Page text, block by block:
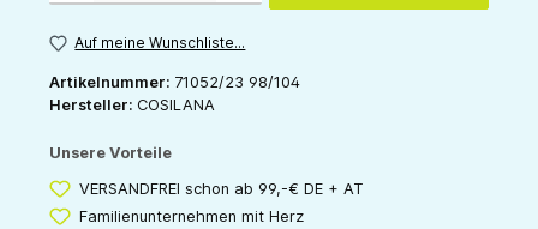
Auf meine Wunschliste...
Artikelnummer: 71052/23 98/104
Hersteller: COSILANA
Unsere Vorteile
VERSANDFREI schon ab 99,-€ DE + AT
Familienunternehmen mit Herz